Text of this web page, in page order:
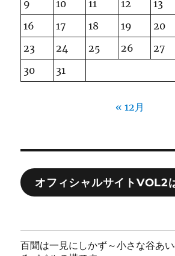
9
10 11 12 13
16
17 18 19 20
23
24 25 26 27
30
31
« 12月
オフィシャルサイトVOL2
百聞は一見にしかず～小さな谷あ